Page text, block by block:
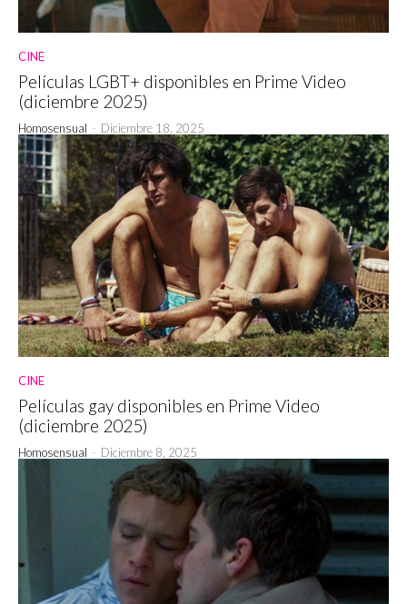
CINE
Películas LGBT+ disponibles en Prime Video
(diciembre 2025)
Homosensual - Diciembre 18, 2025
CINE
Películas gay disponibles en Prime Video
(diciembre 2025)
Homosensual - Diciembre 8, 2025